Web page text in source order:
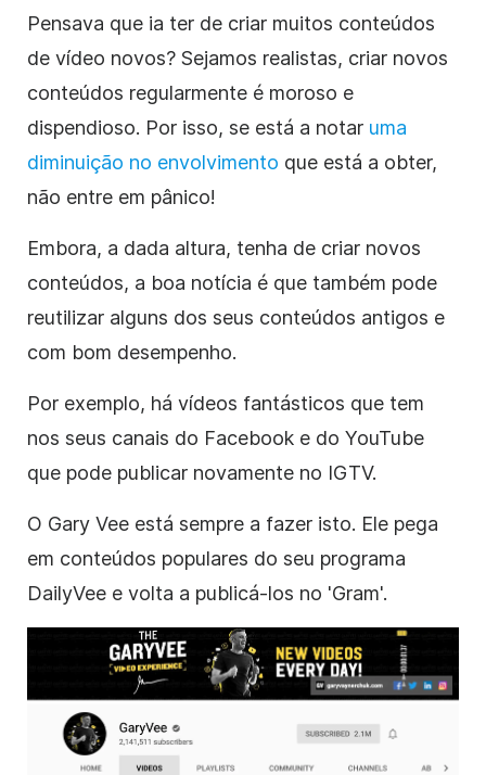
Pensava que ia ter de criar muitos conteúdos
de vídeo novos? Sejamos realistas, criar novos
conteúdos regularmente é moroso e
dispendioso. Por isso, se está a notar uma
diminuição no envolvimento que está a obter,
não entre em pânico!
Embora, a dada altura, tenha de criar novos
conteúdos, a boa notícia é que também pode
reutilizar alguns dos seus conteúdos antigos e
com bom desempenho.
Por exemplo, há vídeos fantásticos que tem
nos seus canais do Facebook e do YouTube
que pode publicar novamente no IGTV.
O Gary Vee está sempre a fazer isto. Ele pega
em conteúdos populares do seu programa
DailyVee e volta a publicá-los no 'Gram'.